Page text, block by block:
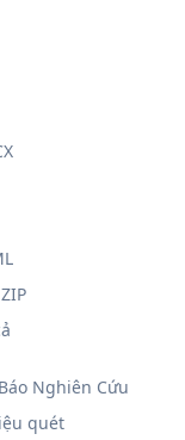
Nghiên Cứu
quét